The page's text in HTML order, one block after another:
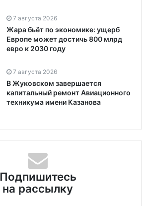
7 августа 2026
Жара бьёт по экономике: ущерб
Европе может достичь 800 млрд
евро к 2030 году
7 августа 2026
В Жуковском завершается
капитальный ремонт Авиационного
техникума имени Казанова
Подпишитесь
на рассылку